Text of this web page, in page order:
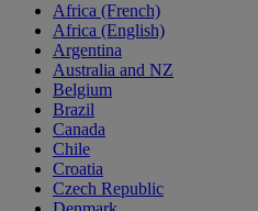
Africa (French)
Africa (English)
Argentina
Australia and NZ
Belgium
Brazil
Canada
Chile
Croatia
Czech Republic